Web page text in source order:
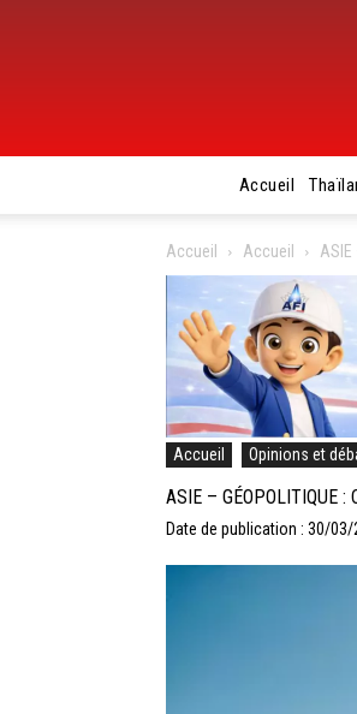
Accueil
Accueil Accueil
Accueil Opinions et
ASIE – GÉOPOLITIQUE
Date de publication : 30/03/